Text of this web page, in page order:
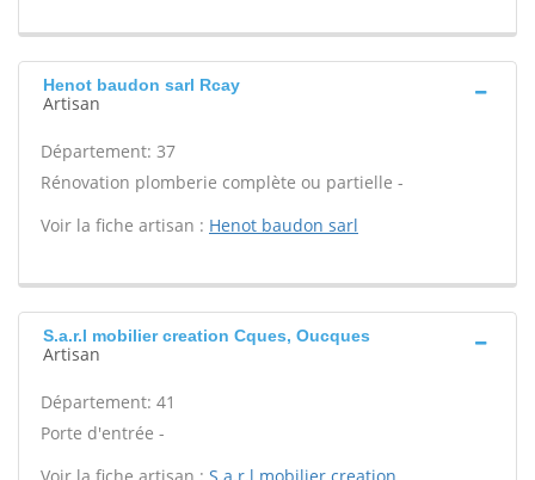
Henot baudon sarl Rcay
Artisan
Département: 37
Rénovation plomberie complète ou partielle -
Voir la fiche artisan : Henot baudon sarl
S.a.r.l mobilier creation Cques, Oucques
Artisan
Département: 41
Porte d'entrée -